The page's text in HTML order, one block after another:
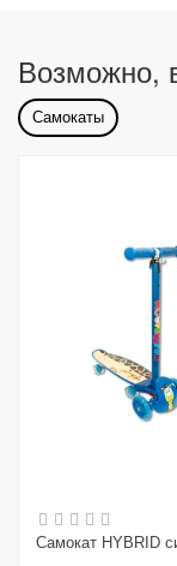
Возможно,
Самокаты
Самокат HYBRID